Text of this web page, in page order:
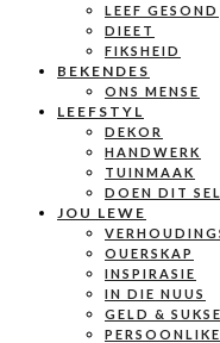
LEEF GESOND
DIEET
FIKSHEID
BEKENDES
ONS MENSE
LEEFSTYL
DEKOR
HANDWERK
TUINMAAK
DOEN DIT
JOU LEWE
OUERSKAP
INSPIRASIE
IN DIE NUUS
GELD &